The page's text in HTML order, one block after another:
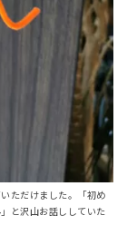
ただけました。「初め
と沢山お話ししていた